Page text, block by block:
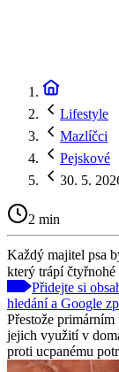
Lifestyle
Mazlíčci
Pejskové
30. 5.
2 min
Každý majitel psa
který trápí čtyřnohé
Přidejte si
hledání a Google
Přestože primárním
jejich využití v
proti ucpanému